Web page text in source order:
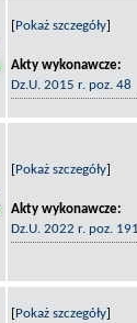
Pokaż szczegóły
Akty wykonawcze:
Dz.U. 2015 r. poz. 48
Pokaż szczegóły
Akty wykonawcze:
Dz.U. 2022 r. poz.
Pokaż szczegóły